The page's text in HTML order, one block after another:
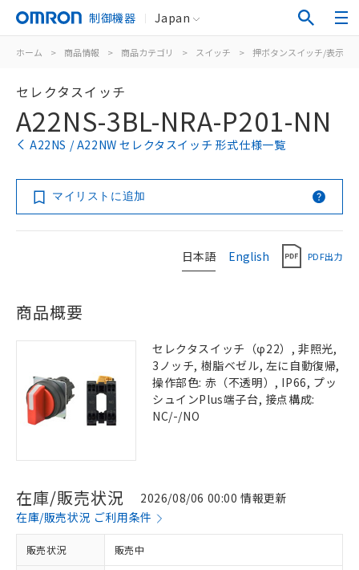
制御機器 Japan
ホーム > 商品情報 > 商品カテゴリ > スイッチ > 押ボタンスイッチ/表示灯
セレクタスイッチ
A22NS-3BL-NRA-P201-NN
A22NS / A22NW セレクタスイッチ 形式仕様一覧
マイリストに追加
日本語 English PDF出力
商品概要
セレクタスイッチ（φ22）, 非照光,
3ノッチ, 樹脂ベゼル, 左に自動復帰,
操作部色: 赤（不透明）, IP66, プッ
シュインPlus端子台, 接点構成:
NC/-/NO
在庫/販売状況
2026/08/06 00:00 情報更新
在庫/販売状況 ご利用条件
販売状況 販売中